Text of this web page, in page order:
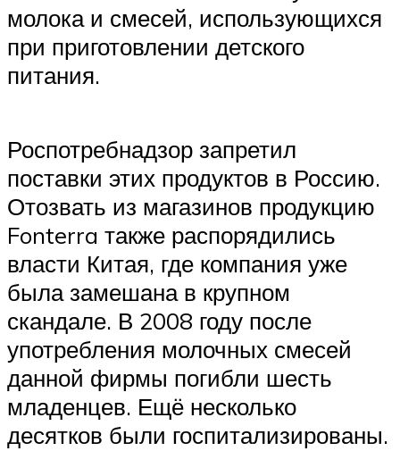
молока и смесей, использующихся
при приготовлении детского
питания.
Роспотребнадзор запретил
поставки этих продуктов в Россию.
Отозвать из магазинов продукцию
Fonterra также распорядились
власти Китая, где компания уже
была замешана в крупном
скандале. В 2008 году после
употребления молочных смесей
данной фирмы погибли шесть
младенцев. Ещё несколько
десятков были госпитализированы.